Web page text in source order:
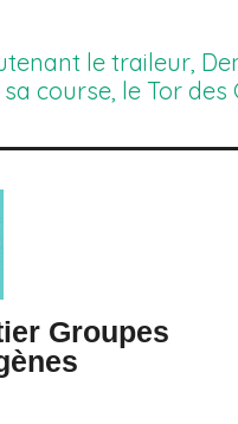
le traileur,
course, le Tor des
Groupes